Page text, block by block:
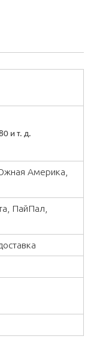
и т. д.
Америка,
ПайПал,